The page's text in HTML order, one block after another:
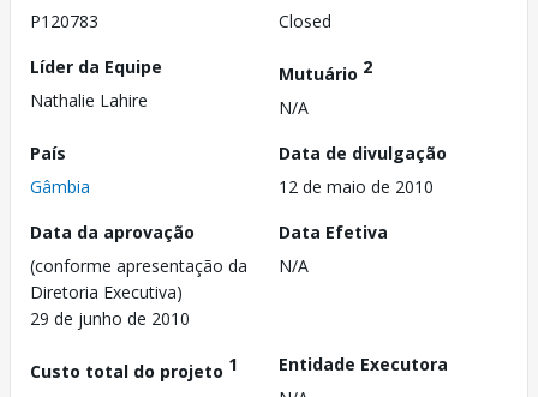
P120783
Closed
Líder da Equipe
Nathalie Lahire
Mutuário 2
N/A
País
Gâmbia
Data de divulgação
12 de maio de 2010
Data da aprovação
(conforme apresentação da
Diretoria Executiva)
29 de junho de 2010
Data Efetiva
N/A
Custo total do projeto 1
Entidade Executora